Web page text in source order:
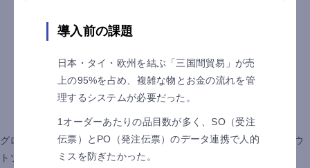
グローバルクラウドERP multibook・リース資産管理システム・アウ
トソーシングサービスの導入事例をご紹介します。
導入前の課題
日本・タイ・欧州を結ぶ「三国間貿易」が売
上の95%を占め、複雑な物とお金の流れを管
理するシステムが必要だった。
1オーダーあたりの品目数が多く、SO（受注
伝票）とPO（発注伝票）のデータ連携で人的
ミスを防ぎたかった。